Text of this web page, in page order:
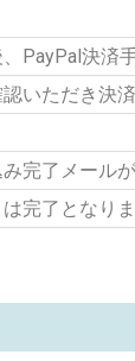
PayPal決済
いただき決
完了メールが
完了となりま